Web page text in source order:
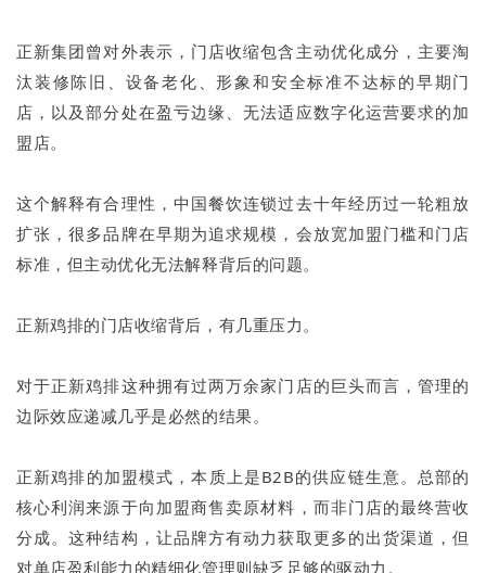
正新集团曾对外表示，门店收缩包含主动优化成分，主要淘
汰装修陈旧、设备老化、形象和安全标准不达标的早期门
店，以及部分处在盈亏边缘、无法适应数字化运营要求的加
盟店。
这个解释有合理性，中国餐饮连锁过去十年经历过一轮粗放
扩张，很多品牌在早期为追求规模，会放宽加盟门槛和门店
标准，但主动优化无法解释背后的问题。
正新鸡排的门店收缩背后，有几重压力。
对于正新鸡排这种拥有过两万余家门店的巨头而言，管理的
边际效应递减几乎是必然的结果。
正新鸡排的加盟模式，本质上是B2B的供应链生意。总部的
核心利润来源于向加盟商售卖原材料，而非门店的最终营收
分成。这种结构，让品牌方有动力获取更多的出货渠道，但
对单店盈利能力的精细化管理则缺乏足够的驱动力。